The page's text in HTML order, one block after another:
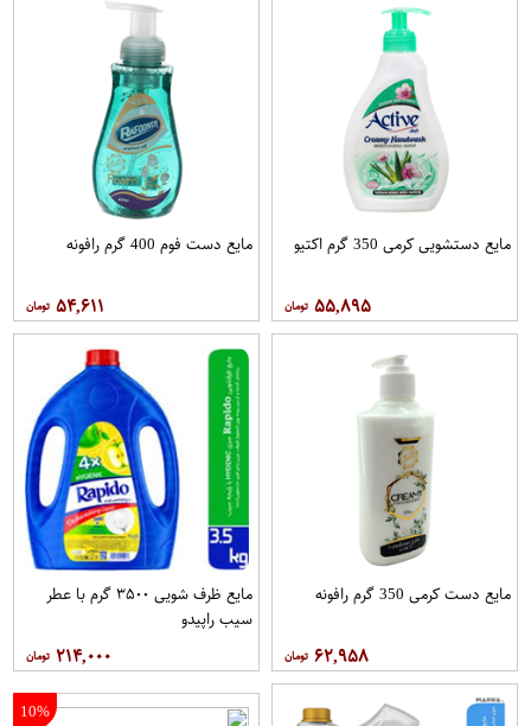
مایع دستشویی کرمی 350 گرم اکتیو
۵۵,۸۹۵
مایع دست فوم 400 گرم رافونه
۵۴,۶۱۱
مایع دست کرمی 350 گرم رافونه
۶۲,۹۵۸
مایع ظرف شویی ۳۵۰۰ گرم با عطر
سیب راپیدو
۲۱۴,۰۰۰
10%